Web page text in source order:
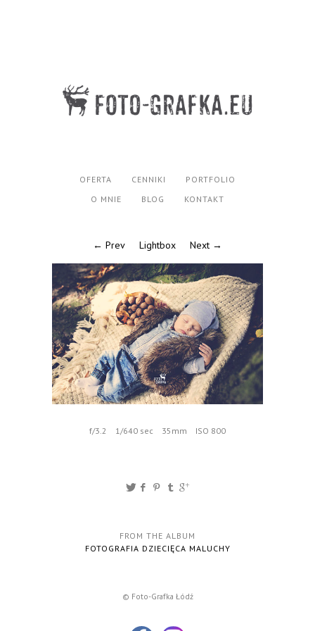
OFERTA CENNIKI
PORTFOLIO
O MNIE
BLOG KONTAKT
← Prev Lightbox Next →
f/3.2 1/640 sec 35mm ISO 800
FROM THE ALBUM
FOTOGRAFIA DZIECIĘCA MALUCHY
© Foto-Grafka Łódź